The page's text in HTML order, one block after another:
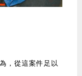
，從這案件足以